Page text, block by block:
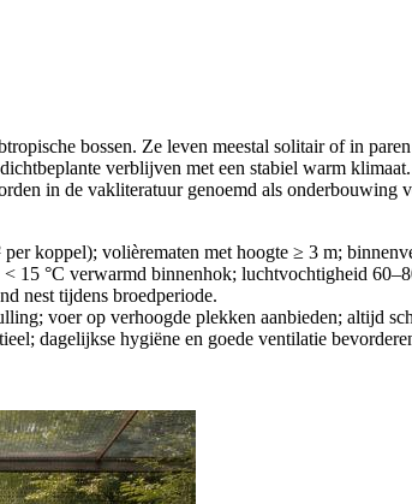
bossen. Ze leven meestal solitair of in
verblijven met een stabiel warm
in de vakliteratuur genoemd als
koppel); volièrematen met hoogte ≥ 3 m;
15 °C verwarmd binnenhok; luchtvochtigheid
nest tijdens broedperiode.
voer op verhoogde plekken aanbieden; altijd
dagelijkse hygiëne en goede ventilatie